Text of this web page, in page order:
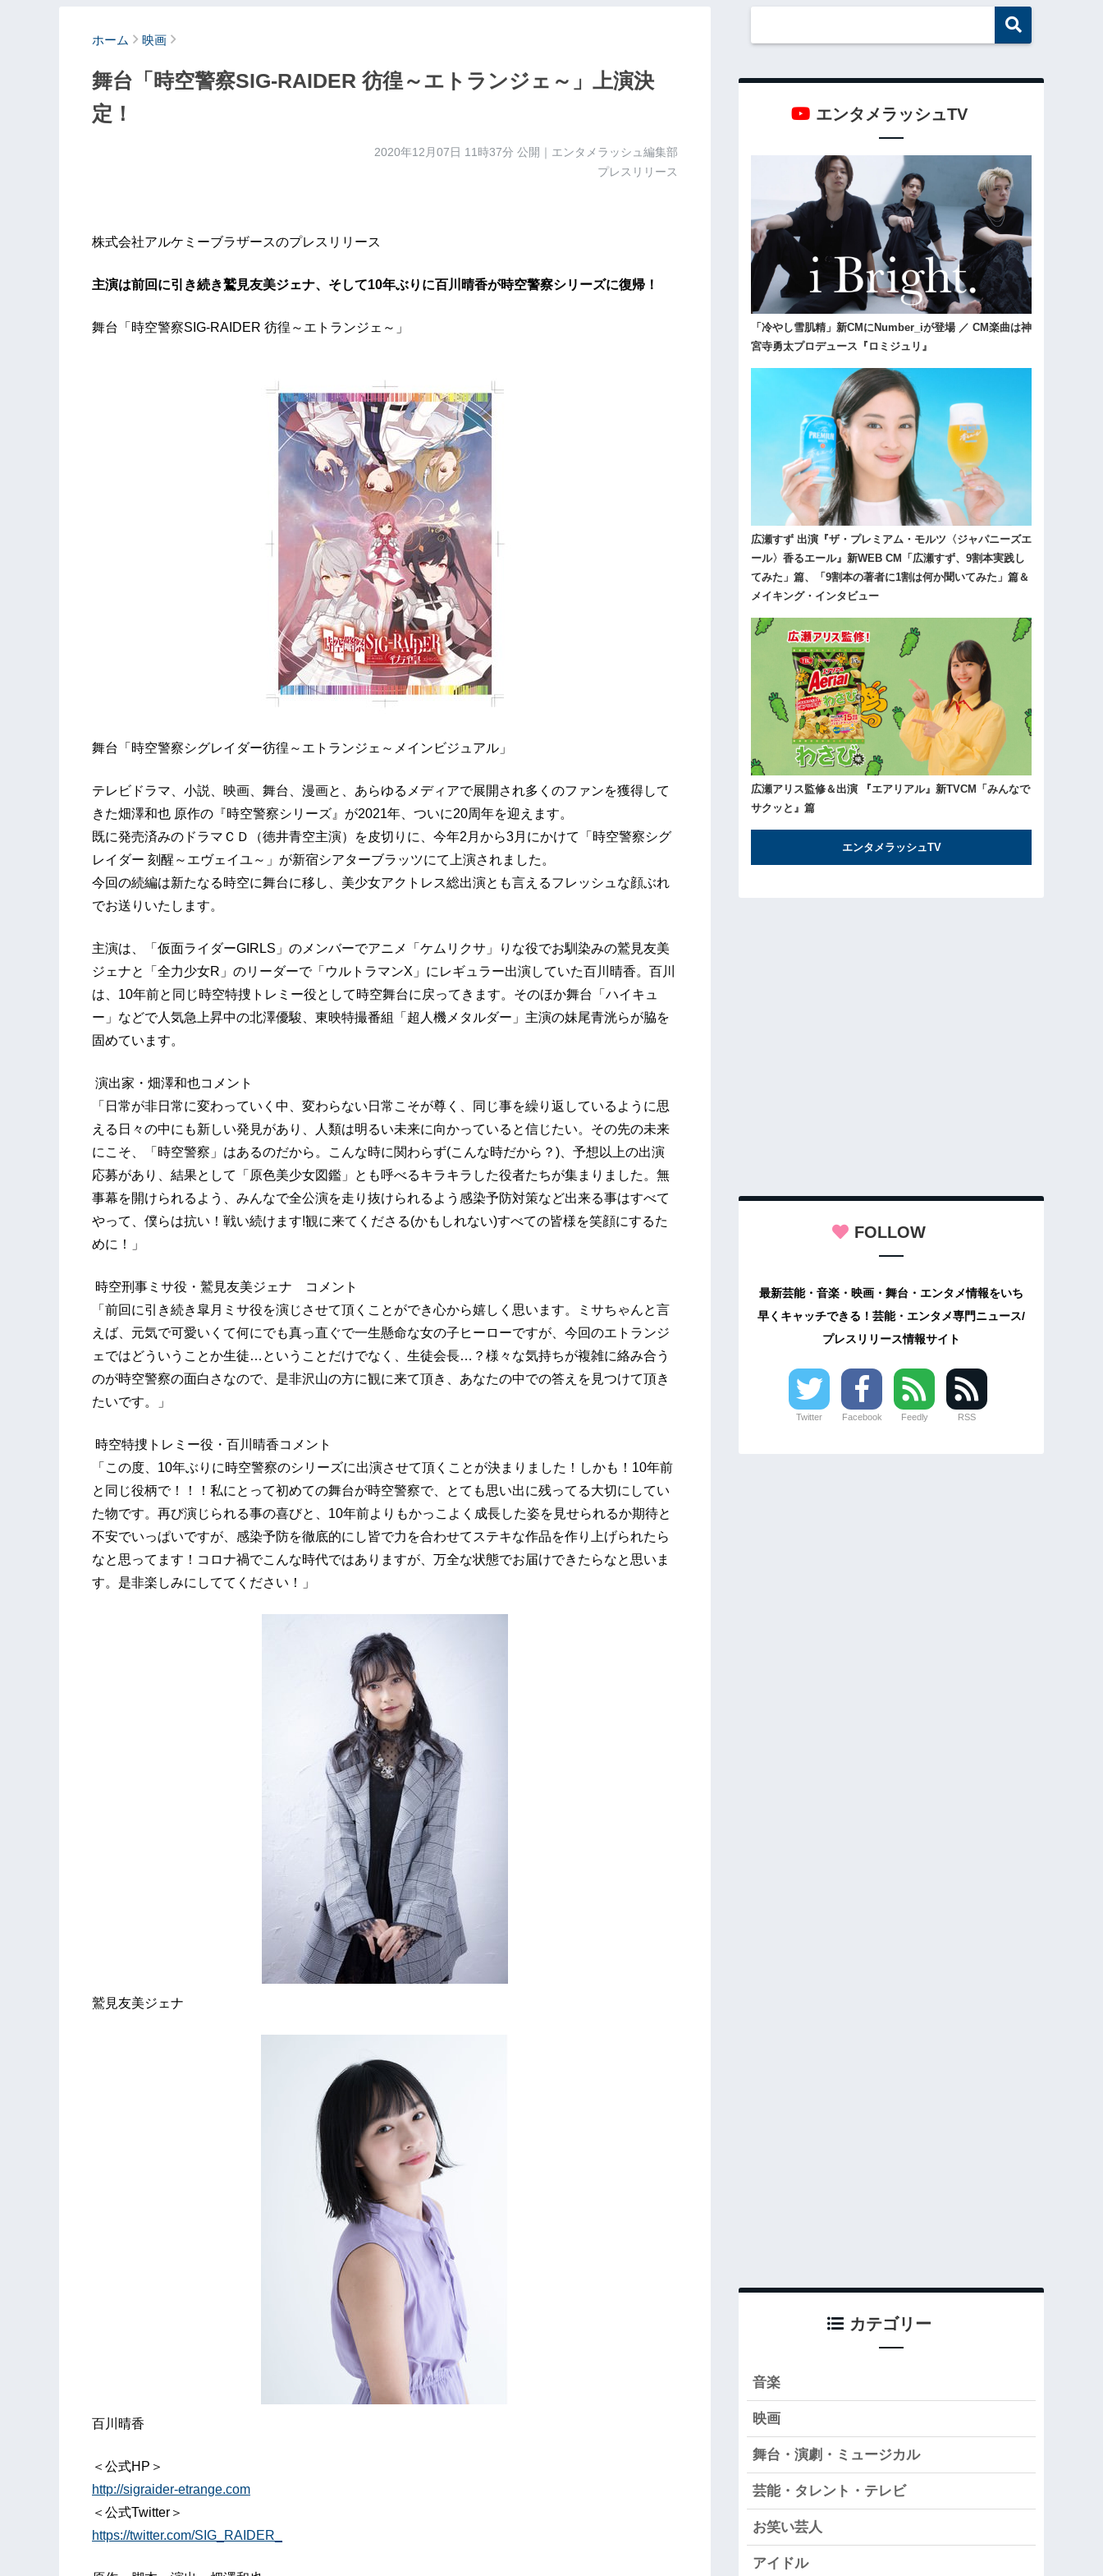
ホーム 映画
舞台「時空警察SIG-RAIDER 彷徨～エトランジェ～」上演決
定！
2020年12月07日 11時37分 公開｜エンタメラッシュ編集部
プレスリリース
株式会社アルケミーブラザースのプレスリリース
主演は前回に引き続き鷲見友美ジェナ、そして10年ぶりに百川晴香が時空警察シリーズに復帰！
舞台「時空警察SIG-RAIDER 彷徨～エトランジェ～」
舞台「時空警察シグレイダー彷徨～エトランジェ～メインビジュアル」
テレビドラマ、小説、映画、舞台、漫画と、あらゆるメディアで展開され多くのファンを獲得して
きた畑澤和也 原作の『時空警察シリーズ』が2021年、ついに20周年を迎えます。
既に発売済みのドラマＣＤ（徳井青空主演）を皮切りに、今年2月から3月にかけて「時空警察シグ
レイダー 刻醒～エヴェイユ～」が新宿シアターブラッツにて上演されました。
今回の続編は新たなる時空に舞台に移し、美少女アクトレス総出演とも言えるフレッシュな顔ぶれ
でお送りいたします。
主演は、「仮面ライダーGIRLS」のメンバーでアニメ「ケムリクサ」りな役でお馴染みの鷲見友美
ジェナと「全力少女R」のリーダーで「ウルトラマンX」にレギュラー出演していた百川晴香。百川
は、10年前と同じ時空特捜トレミー役として時空舞台に戻ってきます。そのほか舞台「ハイキュ
ー」などで人気急上昇中の北澤優駿、東映特撮番組「超人機メタルダー」主演の妹尾青洸らが脇を
固めています。
演出家・畑澤和也コメント
「日常が非日常に変わっていく中、変わらない日常こそが尊く、同じ事を繰り返しているように思
える日々の中にも新しい発見があり、人類は明るい未来に向かっていると信じたい。その先の未来
にこそ、「時空警察」はあるのだから。こんな時に関わらず(こんな時だから？)、予想以上の出演
応募があり、結果として「原色美少女図鑑」とも呼べるキラキラした役者たちが集まりました。無
事幕を開けられるよう、みんなで全公演を走り抜けられるよう感染予防対策など出来る事はすべて
やって、僕らは抗い！戦い続けます!観に来てくださる(かもしれない)すべての皆様を笑顔にするた
めに！」
時空刑事ミサ役・鷲見友美ジェナ コメント
「前回に引き続き皐月ミサ役を演じさせて頂くことができ心から嬉しく思います。ミサちゃんと言
えば、元気で可愛いくて何にでも真っ直ぐで一生懸命な女の子ヒーローですが、今回のエトランジ
ェではどういうことか生徒…ということだけでなく、生徒会長…？様々な気持ちが複雑に絡み合う
のが時空警察の面白さなので、是非沢山の方に観に来て頂き、あなたの中での答えを見つけて頂き
たいです。」
時空特捜トレミー役・百川晴香コメント
「この度、10年ぶりに時空警察のシリーズに出演させて頂くことが決まりました！しかも！10年前
と同じ役柄で！！！私にとって初めての舞台が時空警察で、とても思い出に残ってる大切にしてい
た物です。再び演じられる事の喜びと、10年前よりもかっこよく成長した姿を見せられるか期待と
不安でいっぱいですが、感染予防を徹底的にし皆で力を合わせてステキな作品を作り上げられたら
なと思ってます！コロナ禍でこんな時代ではありますが、万全な状態でお届けできたらなと思いま
す。是非楽しみにしててください！」
鷲見友美ジェナ
百川晴香
＜公式HP＞
http://sigraider-etrange.com
＜公式Twitter＞
https://twitter.com/SIG_RAIDER_
エンタメラッシュTV
「冷やし雪肌精」新CMにNumber_iが登場 ／ CM楽曲は神
宮寺勇太プロデュース『ロミジュリ』
広瀬すず 出演『ザ・プレミアム・モルツ〈ジャパニーズエ
ール〉香るエール』新WEB CM「広瀬すず、9割本実践し
てみた」篇、「9割本の著者に1割は何か聞いてみた」篇＆
メイキング・インタビュー
広瀬アリス監修＆出演 『エアリアル』新TVCM「みんなで
サクッと』篇
エンタメラッシュTV
FOLLOW
最新芸能・音楽・映画・舞台・エンタメ情報をいち
早くキャッチできる！芸能・エンタメ専門ニュース/
プレスリリース情報サイト
Twitter Facebook Feedly RSS
カテゴリー
音楽
映画
舞台・演劇・ミュージカル
芸能・タレント・テレビ
お笑い芸人
アイドル